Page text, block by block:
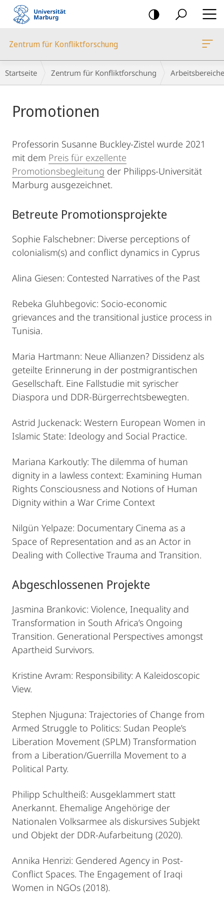
Mobile-
Navigation
Zentrum für Konfliktforschung
Breadcrumb-
Navigation
Startseite Zentrum für Konfliktforschung Arbeitsbereiche
Promotionen
Professorin Susanne Buckley-Zistel wurde 2021
mit dem Preis für exzellente
Promotionsbegleitung der Philipps-Universität
Marburg ausgezeichnet.
Betreute Promotionsprojekte
Sophie Falschebner: Diverse perceptions of
colonialism(s) and conflict dynamics in Cyprus
Alina Giesen: Contested Narratives of the Past
Rebeka Gluhbegovic: Socio-economic
grievances and the transitional justice process in
Tunisia.
Maria Hartmann: Neue Allianzen? Dissidenz als
geteilte Erinnerung in der postmigrantischen
Gesellschaft. Eine Fallstudie mit syrischer
Diaspora und DDR-Bürgerrechtsbewegten.
Astrid Juckenack: Western European Women in
Islamic State: Ideology and Social Practice.
Mariana Karkoutly: The dilemma of human
dignity in a lawless context: Examining Human
Rights Consciousness and Notions of Human
Dignity within a War Crime Context
Nilgün Yelpaze: Documentary Cinema as a
Space of Representation and as an Actor in
Dealing with Collective Trauma and Transition.
Abgeschlossenen Projekte
Jasmina Brankovic: Violence, Inequality and
Transformation in South Africa’s Ongoing
Transition. Generational Perspectives amongst
Apartheid Survivors.
Kristine Avram: Responsibility: A Kaleidoscopic
View.
Stephen Njuguna: Trajectories of Change from
Armed Struggle to Politics: Sudan People’s
Liberation Movement (SPLM) Transformation
from a Liberation/Guerrilla Movement to a
Political Party.
Philipp Schultheiß: Ausgeklammert statt
Anerkannt. Ehemalige Angehörige der
Nationalen Volksarmee als diskursives Subjekt
und Objekt der DDR-Aufarbeitung (2020).
Annika Henrizi: Gendered Agency in Post-
Conflict Spaces. The Engagement of Iraqi
Women in NGOs (2018).